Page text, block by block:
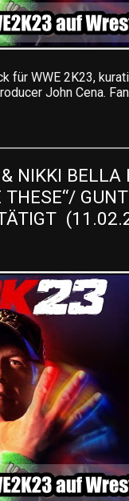
für WWE 2K23,
John Cena.
NIKKI BELLA
THESE“/